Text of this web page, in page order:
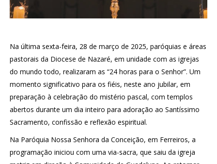
Na última sexta-feira, 28 de março de 2025, paróquias e áreas
pastorais da Diocese de Nazaré, em unidade com as igrejas
do mundo todo, realizaram as “24 horas para o Senhor”. Um
momento significativo para os fiéis, neste ano jubilar, em
preparação à celebração do mistério pascal, com templos
abertos durante um dia inteiro para adoração ao Santíssimo
Sacramento, confissão e reflexão espiritual.
Na Paróquia Nossa Senhora da Conceição, em Ferreiros, a
programação iniciou com uma via-sacra, que saiu da igreja